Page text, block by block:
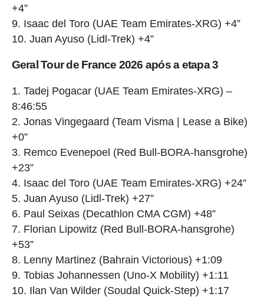
+4”
9. Isaac del Toro (UAE Team Emirates-XRG) +4”
10. Juan Ayuso (Lidl-Trek) +4”
Geral Tour de France 2026 após a etapa 3
1. Tadej Pogacar (UAE Team Emirates-XRG) –
8:46:55
2. Jonas Vingegaard (Team Visma | Lease a Bike)
+0”
3. Remco Evenepoel (Red Bull-BORA-hansgrohe)
+23”
4. Isaac del Toro (UAE Team Emirates-XRG) +24”
5. Juan Ayuso (Lidl-Trek) +27”
6. Paul Seixas (Decathlon CMA CGM) +48”
7. Florian Lipowitz (Red Bull-BORA-hansgrohe)
+53”
8. Lenny Martinez (Bahrain Victorious) +1:09
9. Tobias Johannessen (Uno-X Mobility) +1:11
10. Ilan Van Wilder (Soudal Quick-Step) +1:17